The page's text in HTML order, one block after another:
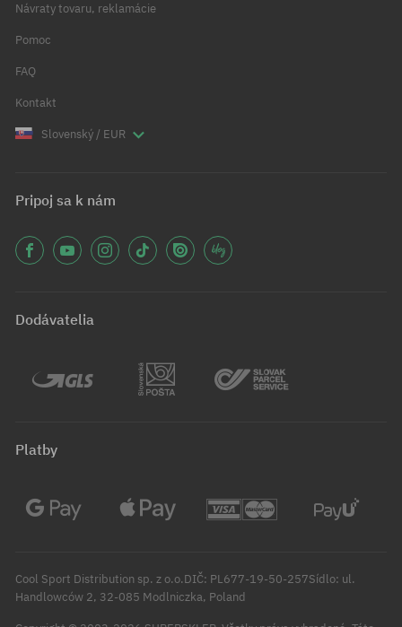
Návraty tovaru, reklamácie
Pomoc
FAQ
Kontakt
Slovenský / EUR
Pripoj sa k nám
Dodávatelia
Platby
Cool Sport Distribution sp. z o.o.DIČ: PL677-19-50-257Sídlo: ul.
Handlowców 2, 32-085 Modlniczka, Poland